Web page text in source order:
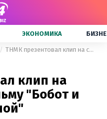
ЭКОНОМИКА
ТНМК презентовал клип на саундтрек к фильму "Бобот и энергия Вселенной"
клип на
"Бобот и